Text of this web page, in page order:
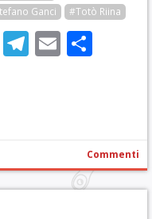
Ganci #Totò Riina
WhatsApp
Telegram
Email
Commenti